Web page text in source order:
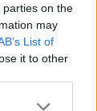
on the
may
List of
it to other